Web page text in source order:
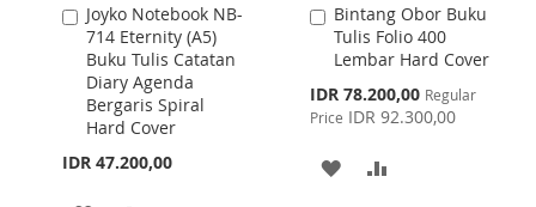
Joyko Notebook NB-
714 Eternity (A5)
Buku Tulis Catatan
Diary Agenda
Bergaris Spiral
Hard Cover
IDR 47.200,00
Add
to
Cart
Bintang Obor Buku
Tulis Folio 400
Lembar Hard Cover
Special
Price
IDR 78.200,00 Regular
Price IDR 92.300,00
Add
to
Cart
ADD